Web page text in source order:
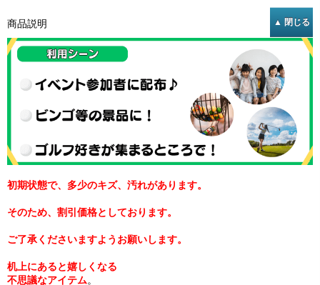
商品説明
初期状態で、多少のキズ、汚れがあります。
そのため、割引価格としております。
ご了承くださいますようお願いします。
机上にあると嬉しくなる
不思議なアイテム。